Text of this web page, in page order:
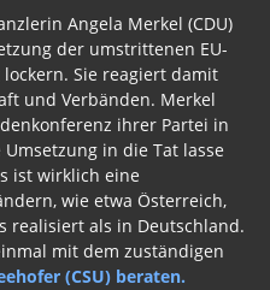
Angela Merkel (CDU)
der umstrittenen EU-
Sie reagiert damit
und Verbänden. Merkel
ihrer Partei in
in die Tat lasse
ist wirklich eine
wie etwa Österreich,
realisiert als in Deutschland.
mit dem zuständigen
(CSU) beraten.